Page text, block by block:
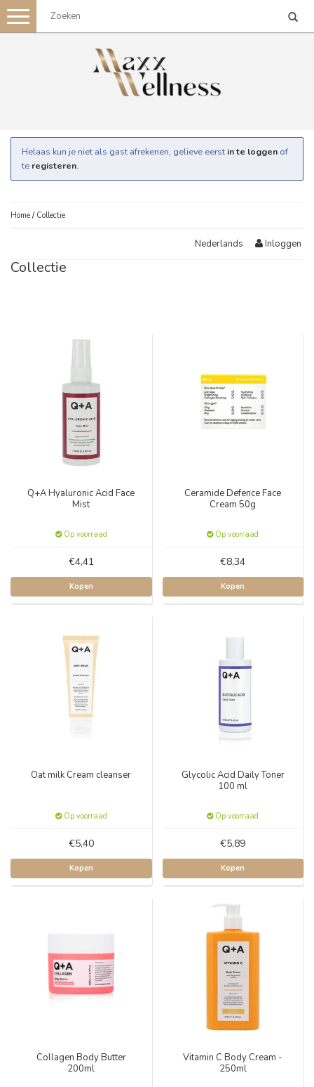
Toggle
navigation
Helaas kun je niet als gast afrekenen, gelieve eerst in te loggen of
te registeren.
Home / Collectie
Nederlands Inloggen
Collectie
Q+A Hyaluronic Acid Face
Mist
Op voorraad
€4,41
Kopen
Ceramide Defence Face
Cream 50g
Op voorraad
€8,34
Kopen
Oat milk Cream cleanser
Op voorraad
€5,40
Kopen
Glycolic Acid Daily Toner
100 ml
Op voorraad
€5,89
Kopen
Collagen Body Butter
200ml
Vitamin C Body Cream -
250ml